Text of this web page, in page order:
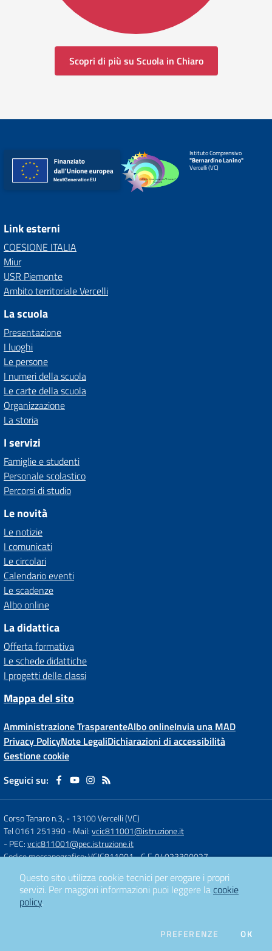
Scopri di più su Scuola in Chiaro
Istituto Comprensivo
"Bernardino Lanino"
Vercelli (VC)
Link esterni
COESIONE ITALIA
Miur
USR Piemonte
Ambito territoriale Vercelli
La scuola
Presentazione
I luoghi
Le persone
I numeri della scuola
Le carte della scuola
Organizzazione
La storia
I servizi
Famiglie e studenti
Personale scolastico
Percorsi di studio
Le novità
Le notizie
I comunicati
Le circolari
Calendario eventi
Le scadenze
Albo online
La didattica
Offerta formativa
Le schede didattiche
I progetti delle classi
Mappa del sito
Amministrazione TrasparenteAlbo onlineInvia una MAD
Privacy PolicyNote LegaliDichiarazioni di accessibilità
Gestione cookie
Seguici su:
Corso Tanaro n.3, -13100 Vercelli (VC)
Tel 0161 251390- Mail:vcic811001@istruzione.it
- PEC:vcic811001@pec.istruzione.it
Codice meccanografico: VCIC811001- C.F. 94023390027
Concept & Design by
Designers Italia
Questo sito utilizza cookie tecnici per erogare i propri
servizi. Per maggiori informazioni puoi leggere la cookie
policy.
PREFERENZE DEI COOKIE
OK